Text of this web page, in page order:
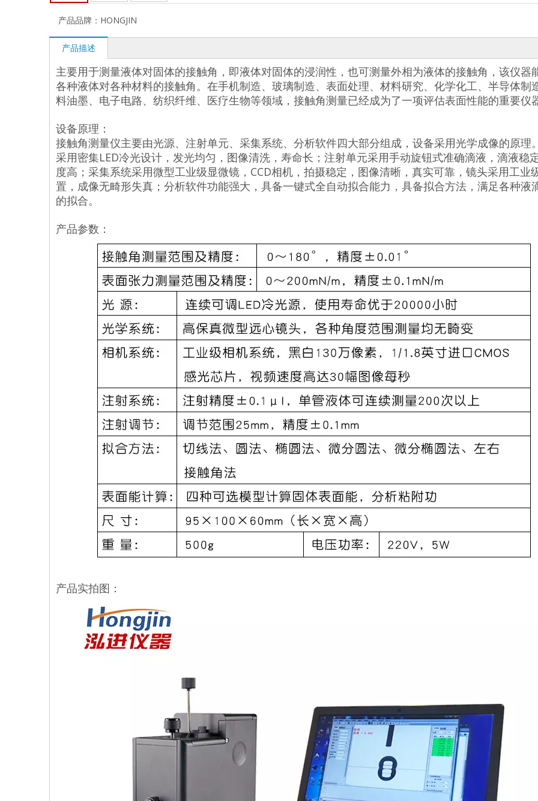
产品品牌： HONGJIN
产品描述
主要用于测量液体对固体的接触角，即液体对固体的浸润性，也可测量外相为液体的接触角，该仪器
各种液体对各种材料的接触角。在手机制造、玻璃制造、表面处理、材料研究、化学化工、半导体制
料油墨、电子电路、纺织纤维、医疗生物等领域，接触角测量已经成为了一项评估表面性能的重要仪器
设备原理：
接触角测量仪主要由光源、注射单元、采集系统、分析软件四大部分组成，设备采用光学成像的原理
采用密集LED冷光设计，发光均匀，图像清洗，寿命长；注射单元采用手动旋钮式准确滴液，滴液稳
度高；采集系统采用微型工业级显微镜，CCD相机，拍摄稳定，图像清晰，真实可靠，镜头采用工业
置，成像无畸形失真；分析软件功能强大，具备一键式全自动拟合能力，具备拟合方法，满足各种液
的拟合。
产品参数：
产品实拍图：